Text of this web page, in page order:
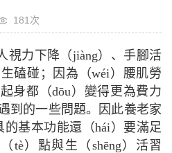
181次
視力下降（jiàng）、手腳活
磕碰；因為（wéi）腰肌勞
身都（dōu）變得更為費力
到的一些問題。因此養老家
的基本功能還（hái）要滿足
tè）點與生（shēng）活習